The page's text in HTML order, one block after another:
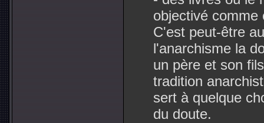
objectivé comme
C'est peut-être
l'anarchisme la
un père et son
tradition
sert à quelque
du doute.